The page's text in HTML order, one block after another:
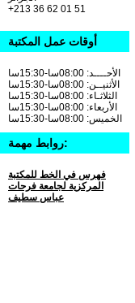
+213 36 62 01 51
أوقات عمل المكتبة
الأحــــد: 08:00سا-15:30سا
الأثنيــن: 08:00سا-15:30سا
الثلاثـاء: 08:00سا-15:30سا
الأربعاء: 08:00سا-15:30سا
الخميس: 08:00سا-15:30سا
روابط مهمة:
فهرس في الخط للمكتبة
المركزية لجامعة فرحات
عباس سطيف